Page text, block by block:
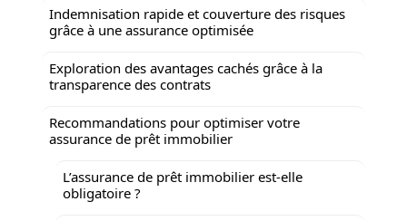
Indemnisation rapide et couverture des risques
grâce à une assurance optimisée
Exploration des avantages cachés grâce à la
transparence des contrats
Recommandations pour optimiser votre
assurance de prêt immobilier
L’assurance de prêt immobilier est-elle
obligatoire ?